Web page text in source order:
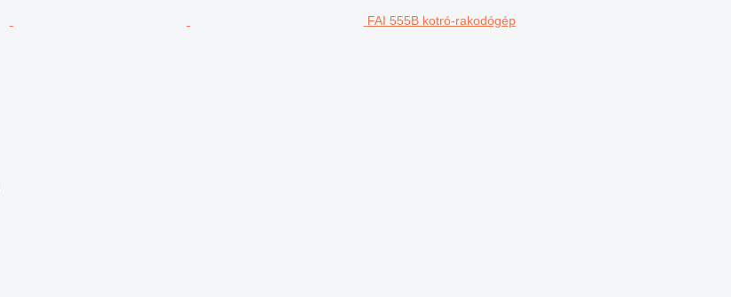
FAI 555B kotró-rakodógép